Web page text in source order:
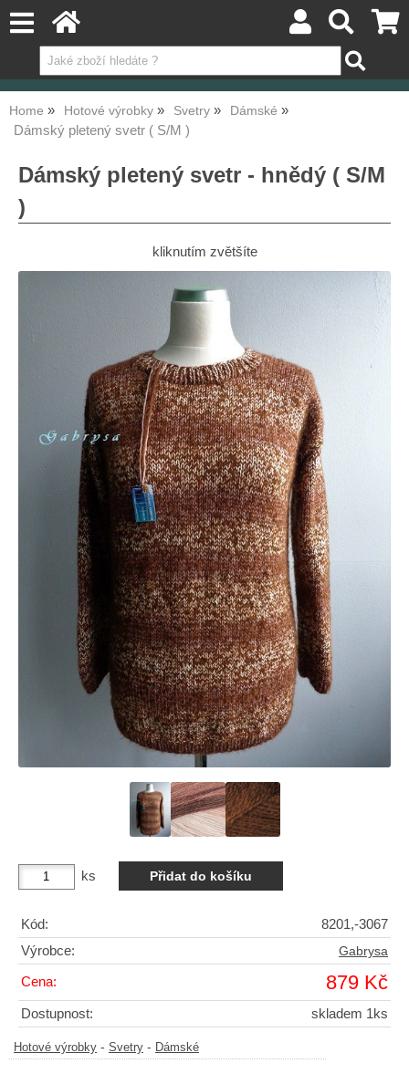
Home Hotové výrobky Svetry Dámské
Dámský pletený svetr ( S/M )
Dámský pletený svetr - hnědý ( S/M
)
kliknutím zvětšíte
ks
Kód:
8201,-3067
Výrobce:
Gabrysa
Cena: 879 Kč
Dostupnost: skladem 1ks
Hotové výrobky - Svetry - Dámské